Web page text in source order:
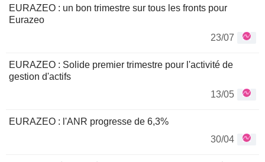
EURAZEO : un bon trimestre sur tous les fronts pour
Eurazeo
23/07
EURAZEO : Solide premier trimestre pour l'activité de
gestion d'actifs
13/05
EURAZEO : l'ANR progresse de 6,3%
30/04